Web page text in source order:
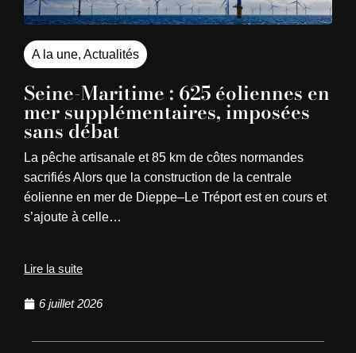
A la une, Actualités
Seine-Maritime : 625 éoliennes en
mer supplémentaires, imposées
sans débat
La pêche artisanale et 85 km de côtes normandes
sacrifiés Alors que la construction de la centrale
éolienne en mer de Dieppe–Le Tréport est en cours et
s’ajoute à celle…
Lire la suite
6 juillet 2026